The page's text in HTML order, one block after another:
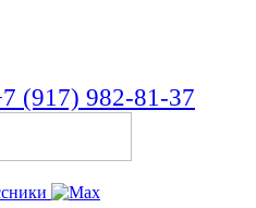
(917) 982-81-37